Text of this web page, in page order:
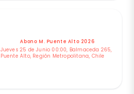
Abono M. Puente Alto 2026
Jueves 25 de Junio 00:00, Balmaceda 265,
Puente Alto, Región Metropolitana, Chile